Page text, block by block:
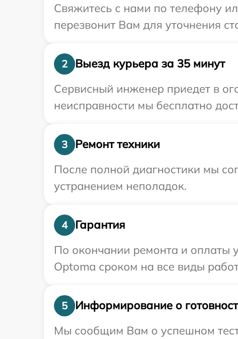
Свяжитесь с нами по телефону
перезвонит Вам для уточнения
2
Выезд курьера за 35 минут
Сервисный инженер приедет в
неисправности мы бесплатно
3
Ремонт техники
После полной диагностики мы
устранением неполадок.
4
Гарантия
По окончании ремонта и оплаты
Optoma сроком на все виды
5
Информирование о
Мы сообщим Вам о успешном